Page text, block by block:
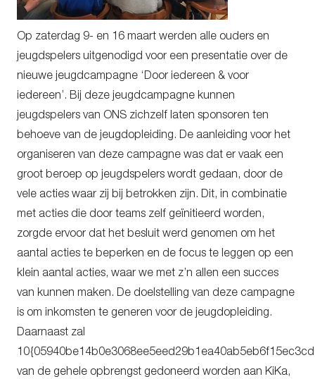
Op zaterdag 9- en 16 maart werden alle ouders en
jeugdspelers uitgenodigd voor een presentatie over de
nieuwe jeugdcampagne ‘Door iedereen & voor
iedereen’. Bij deze jeugdcampagne kunnen
jeugdspelers van ONS zichzelf laten sponsoren ten
behoeve van de jeugdopleiding. De aanleiding voor het
organiseren van deze campagne was dat er vaak een
groot beroep op jeugdspelers wordt gedaan, door de
vele acties waar zij bij betrokken zijn. Dit, in combinatie
met acties die door teams zelf geïnitieerd worden,
zorgde ervoor dat het besluit werd genomen om het
aantal acties te beperken en de focus te leggen op een
klein aantal acties, waar we met z’n allen een succes
van kunnen maken. De doelstelling van deze campagne
is om inkomsten te generen voor de jeugdopleiding.
Daarnaast zal
van de gehele opbrengst gedoneerd worden aan KiKa,